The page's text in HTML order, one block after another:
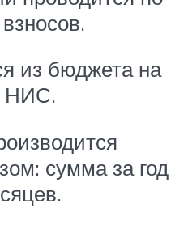
из бюджета на
НИС.
сумма за год